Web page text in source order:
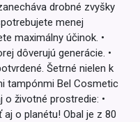
drobné zvyšky
menej
maximálny účinok. •
dôverujú generácie. •
Šetrné nielen k
tampónmi Bel Cosmetic
o životné prostredie: •
o planétu! Obal je z 80